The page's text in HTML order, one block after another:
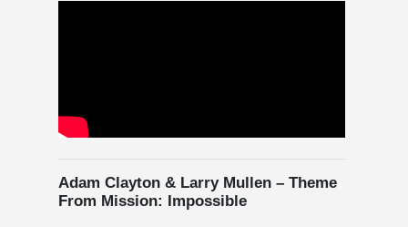
Adam Clayton & Larry Mullen – Theme
From Mission: Impossible